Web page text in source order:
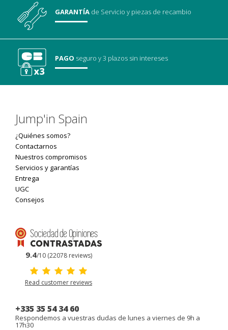
GARANTÍA de Servicioy piezas de recambio
PAGO seguroy 3 plazos sin intereses
Jump'in Spain
¿Quiénes somos?
Contactarnos
Nuestros compromisos
Servicios y garantías
Entrega
UGC
Consejos
9.4/10 (22078 reviews)
Read customer reviews
+335 35 54 34 60
Respondemos a vuestras dudas de lunes a viernes de 9h a
17h30